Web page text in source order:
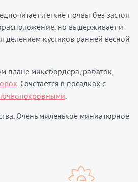
легкие почвы без застоя
но выдерживает и
делением кустиков ранней весной
плане миксбордера, рабаток,
. Сочетается в посадках с
.
Очень миленькое миниатюрное